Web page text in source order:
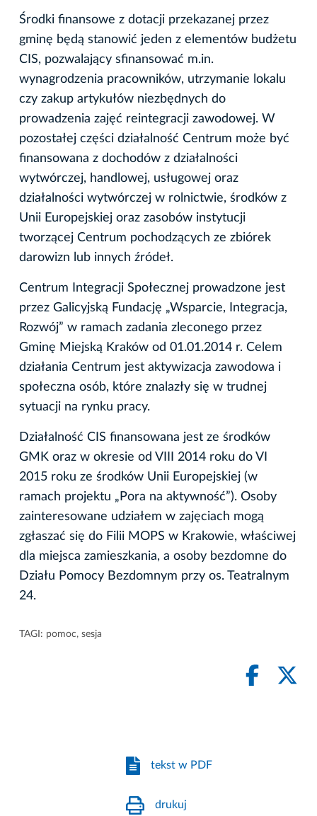
Środki finansowe z dotacji przekazanej przez
gminę będą stanowić jeden z elementów budżetu
CIS, pozwalający sfinansować m.in.
wynagrodzenia pracowników, utrzymanie lokalu
czy zakup artykułów niezbędnych do
prowadzenia zajęć reintegracji zawodowej. W
pozostałej części działalność Centrum może być
finansowana z dochodów z działalności
wytwórczej, handlowej, usługowej oraz
działalności wytwórczej w rolnictwie, środków z
Unii Europejskiej oraz zasobów instytucji
tworzącej Centrum pochodzących ze zbiórek
darowizn lub innych źródeł.
Centrum Integracji Społecznej prowadzone jest
przez Galicyjską Fundację „Wsparcie, Integracja,
Rozwój” w ramach zadania zleconego przez
Gminę Miejską Kraków od 01.01.2014 r. Celem
działania Centrum jest aktywizacja zawodowa i
społeczna osób, które znalazły się w trudnej
sytuacji na rynku pracy.
Działalność CIS finansowana jest ze środków
GMK oraz w okresie od VIII 2014 roku do VI
2015 roku ze środków Unii Europejskiej (w
ramach projektu „Pora na aktywność”). Osoby
zainteresowane udziałem w zajęciach mogą
zgłaszać się do Filii MOPS w Krakowie, właściwej
dla miejsca zamieszkania, a osoby bezdomne do
Działu Pomocy Bezdomnym przy os. Teatralnym
24.
TAGI: pomoc, sesja
tekst w PDF
drukuj